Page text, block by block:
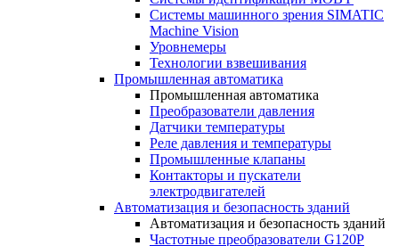
Системы машинного зрения SIMATIC
Machine Vision
Уровнемеры
Технологии взвешивания
Промышленная автоматика
Промышленная автоматика
Преобразователи давления
Датчики температуры
Реле давления и температуры
Промышленные клапаны
Контакторы и пускатели
электродвигателей
Автоматизация и безопасность зданий
Автоматизация и безопасность зданий
Частотные преобразователи G120P